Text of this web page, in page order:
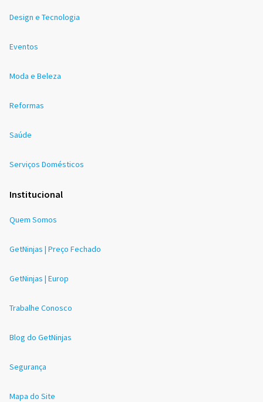
Design e Tecnologia
Eventos
Moda e Beleza
Reformas
Saúde
Serviços Domésticos
Institucional
Quem Somos
GetNinjas | Preço Fechado
GetNinjas | Europ
Trabalhe Conosco
Blog do GetNinjas
Segurança
Mapa do Site